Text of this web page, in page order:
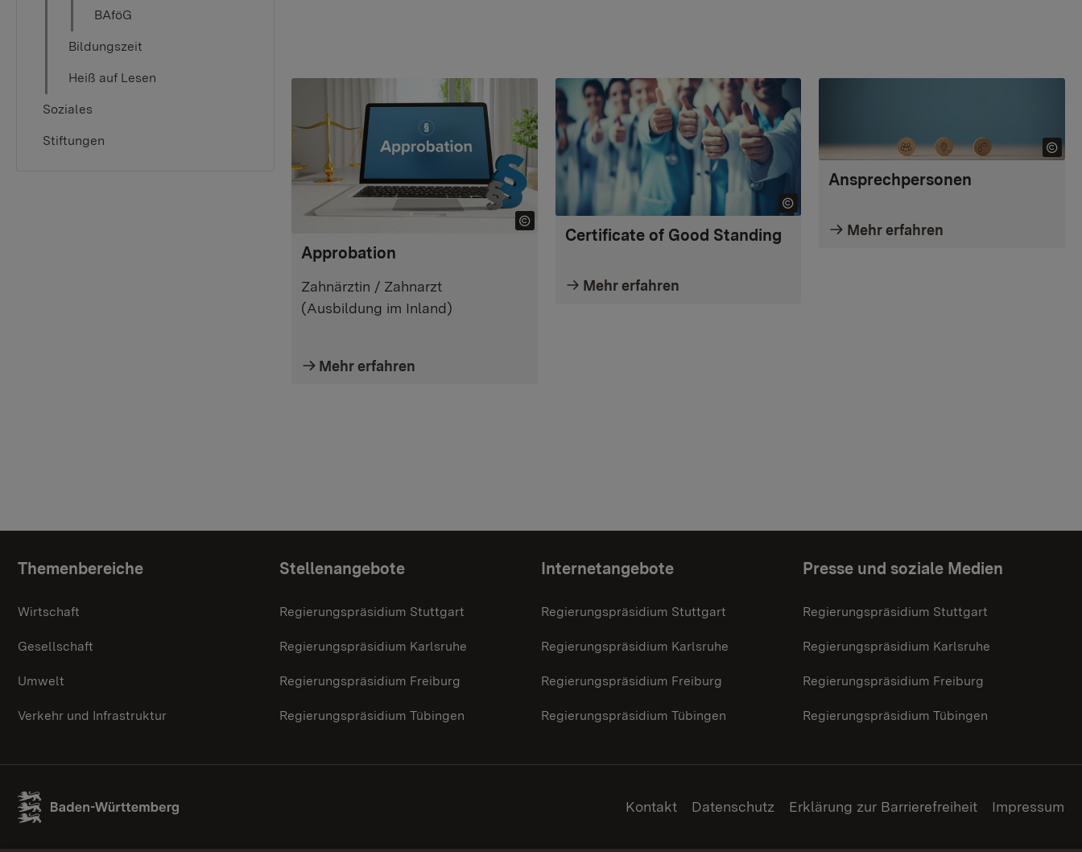
BAföG
Bildungszeit
Heiß auf Lesen
Soziales
Stiftungen
Approbation
Zahnärztin / Zahnarzt
(Ausbildung im Inland)
Mehr erfahren
Certificate of Good Standing
Mehr erfahren
Ansprechpersonen
Mehr erfahren
Themenübersicht
Themenbereiche
Wirtschaft
Gesellschaft
Umwelt
Verkehr und Infrastruktur
Stellenangebote
Regierungspräsidium Stuttgart
Regierungspräsidium Karlsruhe
Regierungspräsidium Freiburg
Regierungspräsidium Tübingen
Internetangebote
Regierungspräsidium Stuttgart
Regierungspräsidium Karlsruhe
Regierungspräsidium Freiburg
Regierungspräsidium Tübingen
Presse und soziale Medien
Regierungspräsidium Stuttgart
Regierungspräsidium Karlsruhe
Regierungspräsidium Freiburg
Regierungspräsidium Tübingen
Kontakt Datenschutz Erklärung zur Barrierefreiheit Impressum